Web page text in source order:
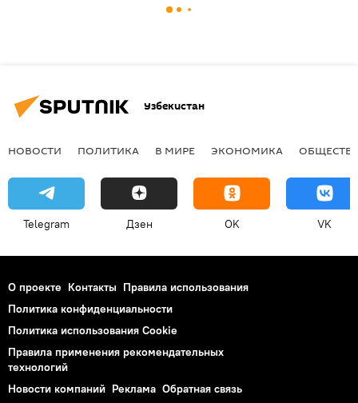
Узбекистан
НОВОСТИ ПОЛИТИКА В МИРЕ ЭКОНОМИКА
Telegram Дзен OK VK
О проекте Контакты Правила использования
Политика конфиденциальности
Политика использования Cookie
Правила применения рекомендательных
технологий
Новости компаний Реклама Обратная связь